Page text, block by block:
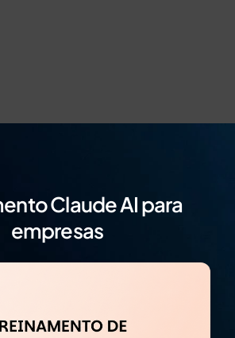
Claude AI para
empresas